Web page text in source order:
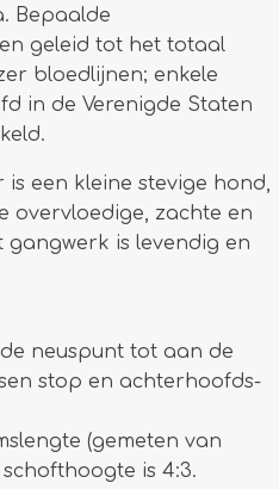
Bepaalde
geleid tot het totaal
bloedlijnen; enkele
in de Verenigde Staten
is een kleine stevige hond,
overvloedige, zachte en
is levendig en
neuspunt tot aan de
stop en achter­hoofds­
(gemeten van
is 4:3.